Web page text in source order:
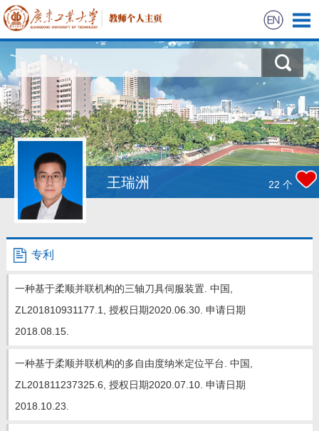
科学研究
教学研究
获奖信息
学生信息
我的相册
教师博客
招生信息
王瑞洲 22 个
专利
一种基于柔顺并联机构的三轴刀具伺服装置. 中国,
ZL201810931177.1, 授权日期2020.06.30. 申请日期
2018.08.15.
一种基于柔顺并联机构的多自由度纳米定位平台. 中国,
ZL201811237325.6, 授权日期2020.07.10. 申请日期
2018.10.23.